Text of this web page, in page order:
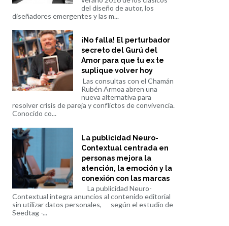
del diseño de autor, los
diseñadores emergentes y las m...
¡No falla! El perturbador
secreto del Gurú del
Amor para que tu ex te
suplique volver hoy
Las consultas con el Chamán
Rubén Armoa abren una
nueva alternativa para
resolver crisis de pareja y conflictos de convivencia.
Conocido co...
La publicidad Neuro-
Contextual centrada en
personas mejora la
atención, la emoción y la
conexión con las marcas
La publicidad Neuro-
Contextual integra anuncios al contenido editorial
sin utilizar datos personales, según el estudio de
Seedtag -...